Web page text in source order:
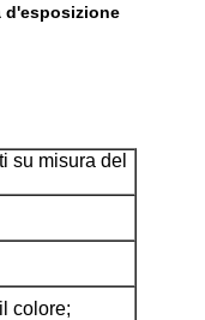
d'esposizione
su misura del
colore;